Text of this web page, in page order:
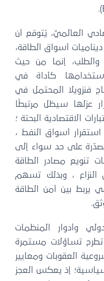
العالميِّ، يُتوقع أن
أسواق الطاقة،
إنما من حيث
كأداة في
فنزويلا المحتمل في
عزلها سيظل مرتبطًا
الاقتصادية البحتة ؛
أسواق النفط ،
على حد سواء إلى
تنويع مصادر الطاقة
النزاع ، وبذلك تسهم
يربط بين أمن الطاقة
وأدوار المنظمات
تطرح تساؤلات مستمرة
العقوبات ومعايير
إذ يعكس العجز